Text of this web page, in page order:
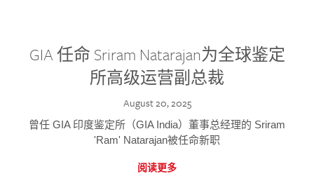
GIA 任命 Sriram Natarajan为全球鉴定
所高级运营副总裁
August 20, 2025
曾任 GIA 印度鉴定所（GIA India）董事总经理的 Sriram
'Ram' Natarajan被任命新职
阅读更多